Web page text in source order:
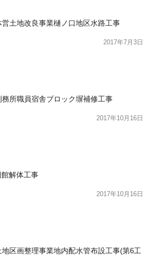
土地改良事業樋ノ口地区水路工事
2017年7月3日
所職員宿舎ブロック塀補修工事
2017年10月16日
解体工事
2017年10月16日
区画整理事業地内配水管布設工事(第6工